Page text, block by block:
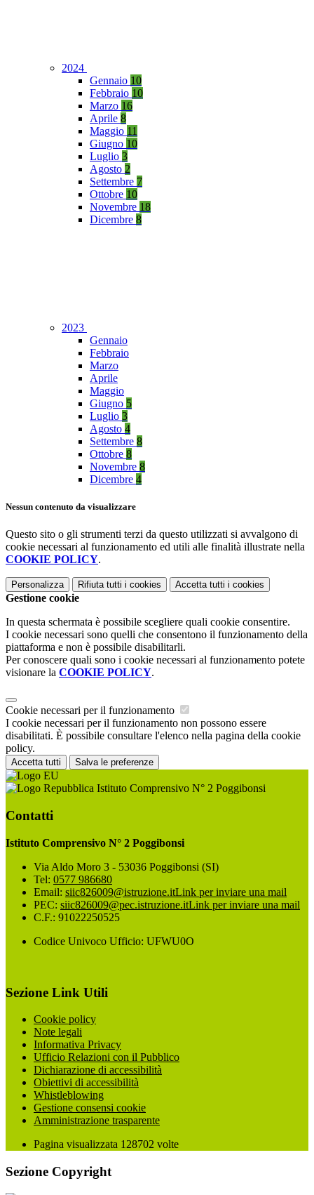
2024
Gennaio 10
Febbraio 10
Marzo 16
Aprile 8
Maggio 11
Giugno 10
Luglio 3
Agosto 2
Settembre 7
Ottobre 10
Novembre 18
Dicembre 8
2023
Gennaio
Febbraio
Marzo
Aprile
Maggio
Giugno 5
Luglio 3
Agosto 4
Settembre 8
Ottobre 8
Novembre 8
Dicembre 4
Nessun contenuto da visualizzare
Questo sito o gli strumenti terzi da questo utilizzati si avvalgono di
cookie necessari al funzionamento ed utili alle finalità illustrate nella
COOKIE POLICY.
Personalizza Rifiuta tutti i cookies Accetta tutti i cookies
Gestione cookie
In questa schermata è possibile scegliere quali cookie consentire.
I cookie necessari sono quelli che consentono il funzionamento della
piattaforma e non è possibile disabilitarli.
Per conoscere quali sono i cookie necessari al funzionamento potete
visionare la COOKIE POLICY.
Cookie necessari per il funzionamento
I cookie necessari per il funzionamento non possono essere
disabilitati. È possibile consultare l'elenco nella pagina della cookie
policy.
Accetta tutti Salva le preferenze
Istituto Comprensivo N° 2 Poggibonsi
Contatti
Istituto Comprensivo N° 2 Poggibonsi
Via Aldo Moro 3 - 53036 Poggibonsi (SI)
Tel: 0577 986680
Email: siic826009@istruzione.itLink per inviare una mail
PEC: siic826009@pec.istruzione.itLink per inviare una mail
C.F.: 91022250525
Codice Univoco Ufficio: UFWU0O
Sezione Link Utili
Cookie policy
Note legali
Informativa Privacy
Ufficio Relazioni con il Pubblico
Dichiarazione di accessibilità
Obiettivi di accessibilità
Whistleblowing
Gestione consensi cookie
Amministrazione trasparente
Pagina visualizzata 128702 volte
Sezione Copyright